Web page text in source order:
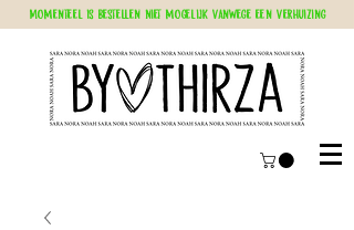
Momenteel is bestellen niet mogelijk vanwege een verhuizing